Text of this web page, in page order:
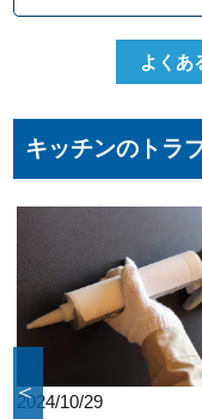
いただかな
せんので
Master、
コンビニ決
よくあ
キッチンのトラ
2022/04/29
＜